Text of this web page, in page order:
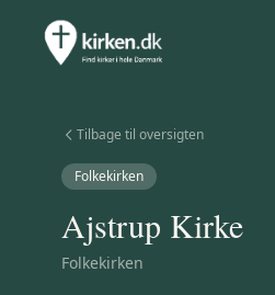
Tilbage til oversigten
Folkekirken
Ajstrup Kirke
Folkekirken